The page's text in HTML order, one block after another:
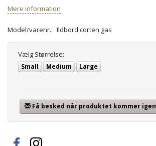
Mere information
Model/varenr.: Ildbord corten gas
Vælg Størrelse:
Small Medium Large
Få besked når produktet kommer igen